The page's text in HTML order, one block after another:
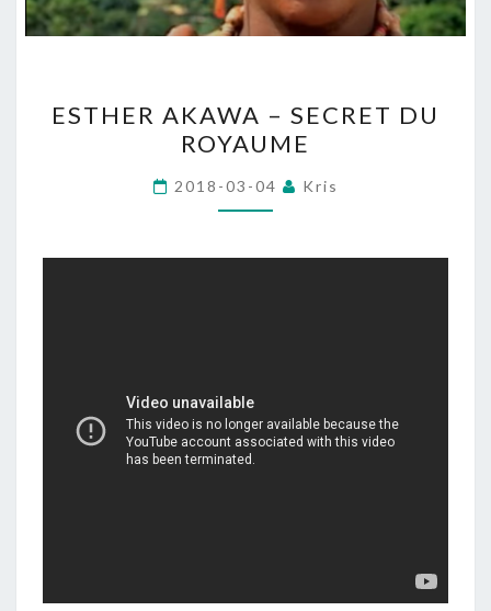
AKAWA
–
SECRET
DU
ESTHER AKAWA – SECRET DU
ROYAUME
2018-03-04 Kris